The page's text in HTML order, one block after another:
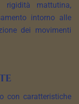
rigidità mattutina,
intorno alle
dei movimenti
con caratteristiche